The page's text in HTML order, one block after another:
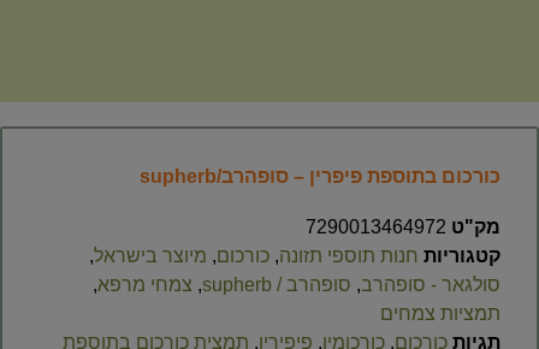
כורכום בתוספת פיפרין – סופהרב/supherb
מק"ט 7290013464972
קטגוריות חנות תוספי תזונה, כורכום, מיוצר בישראל,
סולגאר - סופהרב, סופהרב / supherb , צמחי מרפא,
תמציות צמחים
תגיות כורכום, כורכומין, פיפירין, תמצית כורכום בתוספת